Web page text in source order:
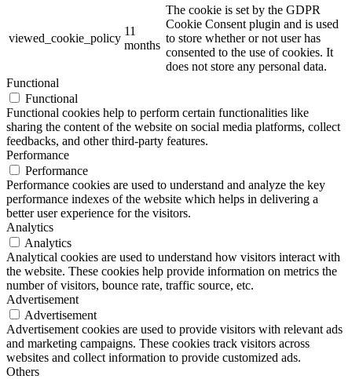
viewed_cookie_policy
11
months
The cookie is set by the GDPR
Cookie Consent plugin and is used
to store whether or not user has
consented to the use of cookies. It
does not store any personal data.
Functional
Functional
Functional cookies help to perform certain functionalities like
sharing the content of the website on social media platforms, collect
feedbacks, and other third-party features.
Performance
Performance
Performance cookies are used to understand and analyze the key
performance indexes of the website which helps in delivering a
better user experience for the visitors.
Analytics
Analytics
Analytical cookies are used to understand how visitors interact with
the website. These cookies help provide information on metrics the
number of visitors, bounce rate, traffic source, etc.
Advertisement
Advertisement
Advertisement cookies are used to provide visitors with relevant ads
and marketing campaigns. These cookies track visitors across
websites and collect information to provide customized ads.
Others